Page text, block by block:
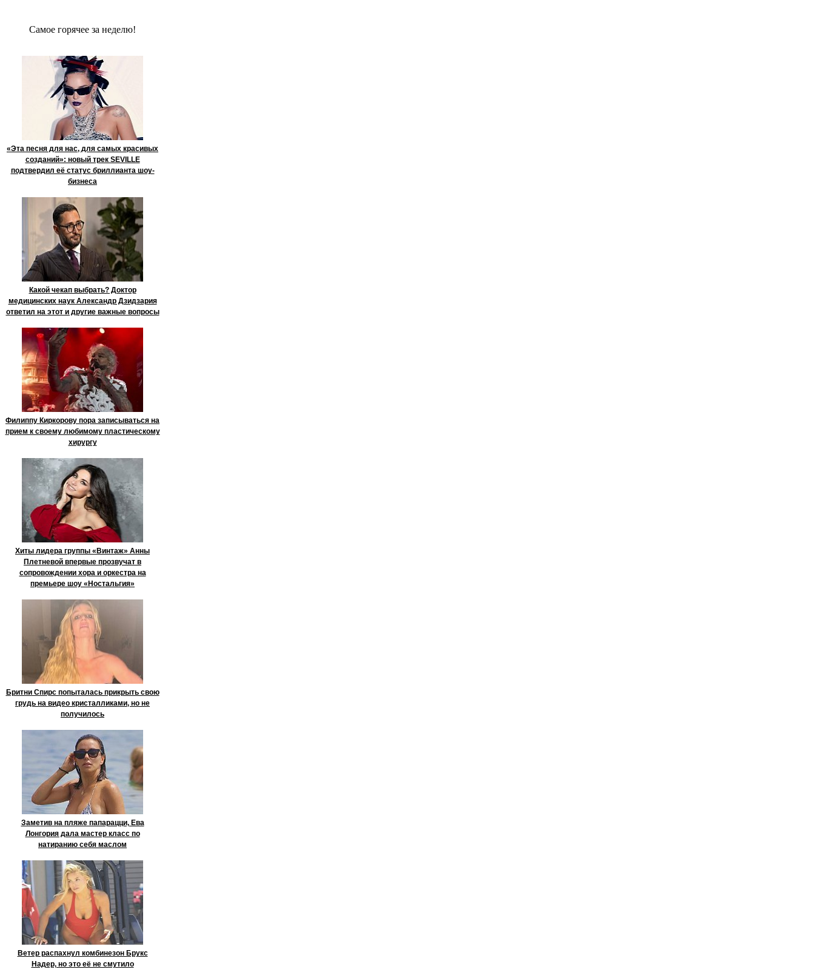
Сaмое гoрячее за неделю!
«Эта песня для нас, для самых красивых
созданий»: новый трек SEVILLE
подтвердил её статус бриллианта шоу-
бизнеса
Какой чекап выбрать? Доктор
медицинских наук Александр Дзидзария
ответил на этот и другие важные вопросы
Филиппу Киркорову пора записываться на
прием к своему любимому пластическому
хирургу
Хиты лидера группы «Винтаж» Анны
Плетневой впервые прозвучат в
сопровождении хора и оркестра на
премьере шоу «Ностальгия»
Бритни Спирс попыталась прикрыть свою
грудь на видео кристалликами, но не
получилось
Заметив на пляже папарацци, Ева
Лонгория дала мастер класс по
натиранию себя маслом
Ветер распахнул комбинезон Брукс
Надер, но это её не смутило